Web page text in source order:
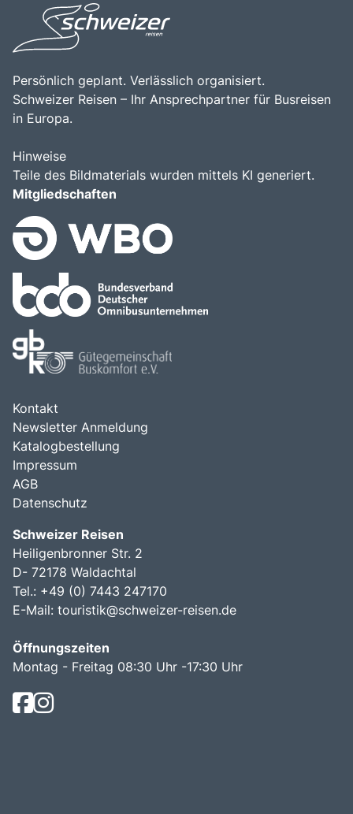
Persönlich geplant. Verlässlich organisiert.
Schweizer Reisen – Ihr Ansprechpartner für Busreisen
in Europa.
Hinweise
Teile des Bildmaterials wurden mittels KI generiert.
Mitgliedschaften
Kontakt
Newsletter Anmeldung
Katalogbestellung
Impressum
AGB
Datenschutz
Schweizer Reisen
Heiligenbronner Str. 2
D- 72178 Waldachtal
Tel.: +49 (0) 7443 247170
E-Mail: touristik@schweizer-reisen.de
Öffnungszeiten
Montag - Freitag 08:30 Uhr -17:30 Uhr